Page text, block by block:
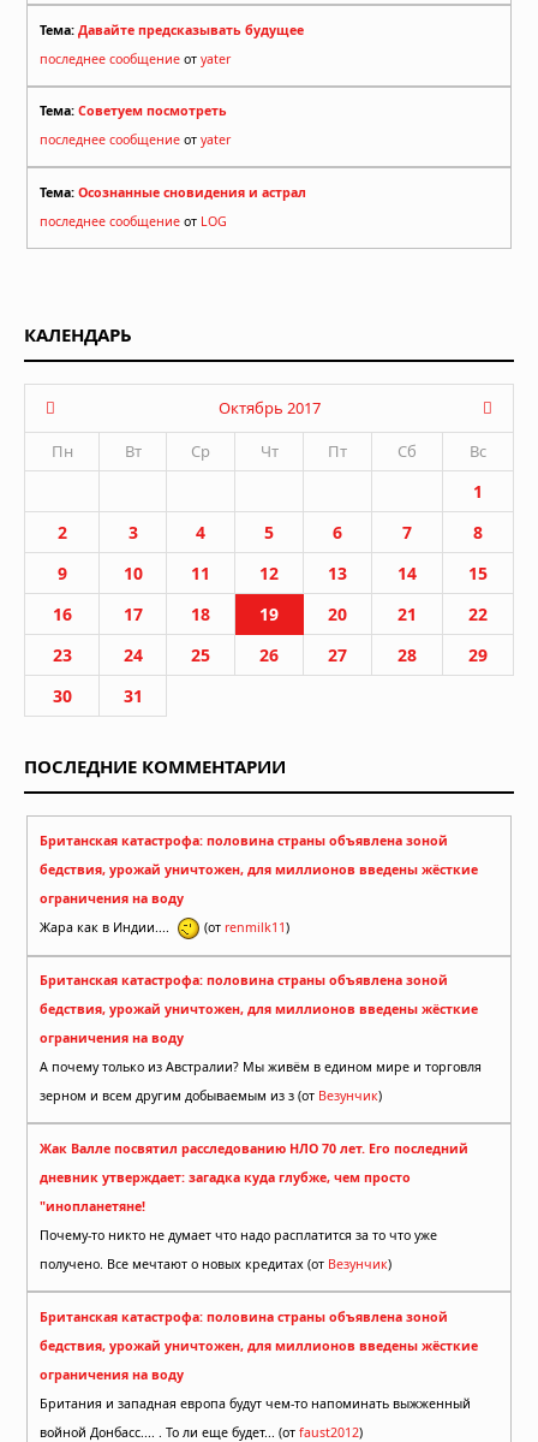
Тема: Давайте предсказывать будущее
последнее сообщение от yater
Тема: Советуем посмотреть
последнее сообщение от yater
Тема: Осознанные сновидения и астрал
последнее сообщение от LOG
КАЛЕНДАРЬ
Октябрь 2017
Пн
Вт Ср Чт Пт Сб Вс
1
2
3 4 5 6 7
8
9
10 11 12 13 14
15
16
17 18 19 20 21
22
23
24 25 26 27 28
29
30
31
ПОСЛЕДНИЕ КОММЕНТАРИИ
Британская катастрофа: половина страны объявлена зоной
бедствия, урожай уничтожен, для миллионов введены жёсткие
ограничения на воду
Жара как в Индии....
(от renmilk11)
Британская катастрофа: половина страны объявлена зоной
бедствия, урожай уничтожен, для миллионов введены жёсткие
ограничения на воду
А почему только из Австралии? Мы живём в едином мире и торговля
зерном и всем другим добываемым из з (от Везунчик)
Жак Валле посвятил расследованию НЛО 70 лет. Его последний
дневник утверждает: загадка куда глубже, чем просто
"инопланетяне!
Почему-то никто не думает что надо расплатится за то что уже
получено. Все мечтают о новых кредитах (от Везунчик)
Британская катастрофа: половина страны объявлена зоной
бедствия, урожай уничтожен, для миллионов введены жёсткие
ограничения на воду
Британия и западная европа будут чем-то напоминать выжженный
войной Донбасс.... . То ли еще будет... (от faust2012)